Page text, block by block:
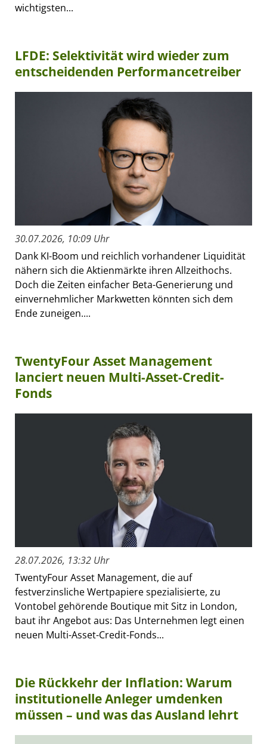
wichtigsten...
LFDE: Selektivität wird wieder zum
entscheidenden Performancetreiber
30.07.2026, 10:09 Uhr
Dank KI-Boom und reichlich vorhandener Liquidität
nähern sich die Aktienmärkte ihren Allzeithochs.
Doch die Zeiten einfacher Beta-Generierung und
einvernehmlicher Markwetten könnten sich dem
Ende zuneigen....
TwentyFour Asset Management
lanciert neuen Multi-Asset-Credit-
Fonds
28.07.2026, 13:32 Uhr
TwentyFour Asset Management, die auf
festverzinsliche Wertpapiere spezialisierte, zu
Vontobel gehörende Boutique mit Sitz in London,
baut ihr Angebot aus: Das Unternehmen legt einen
neuen Multi-Asset-Credit-Fonds...
Die Rückkehr der Inflation: Warum
institutionelle Anleger umdenken
müssen – und was das Ausland lehrt